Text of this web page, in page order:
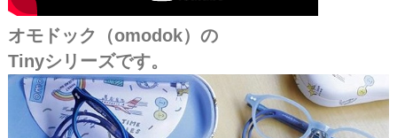
オモドック（omodok）の
Tinyシリーズです。